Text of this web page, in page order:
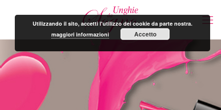
Utilizzando il sito, accetti l'utilizzo dei cookie da parte nostra.
maggiori informazioni
Accetto